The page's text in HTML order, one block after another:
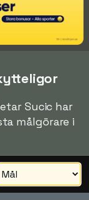
Sucic har
målgörare i